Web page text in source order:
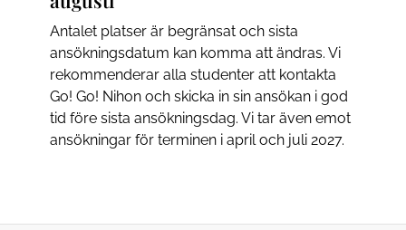
Antalet platser är begränsat och sista
ansökningsdatum kan komma att ändras. Vi
rekommenderar alla studenter att kontakta
Go! Go! Nihon och skicka in sin ansökan i god
tid före sista ansökningsdag. Vi tar även emot
ansökningar för terminen i april och juli 2027.